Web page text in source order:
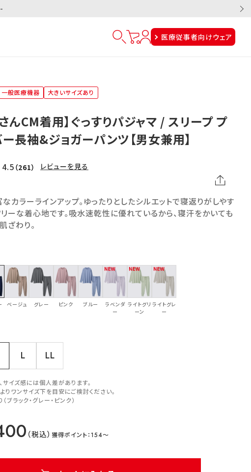
医療従事者向けウェア
一般医療機器 大きいサイズあり
んCM着用】ぐっすりパジャマ / スリープ プ
長袖&ジョガーパンツ【男女兼用】
4.5 （261） レビューを見る
カラーラインアップ。ゆったりとしたシルエットで寝返りがしやす
リーな着心地です。吸水速乾性に優れているから、寝汗をかいても
ざわり。
ベージュ グレー ピンク ブルー
ラベンダ
ー
ライトグリ
ーン
ライトグレ
ー
L LL
154
サイズ感には個人差があります。
りワンサイズ下を目安にご検討ください。
ブラック・グレー・ピンク）